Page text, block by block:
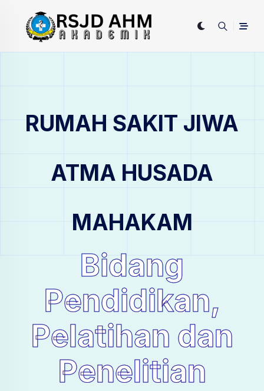
RUMAH SAKIT JIWA
ATMA HUSADA
MAHAKAM
Bidang
Pendidikan,
Pelatihan dan
Penelitian